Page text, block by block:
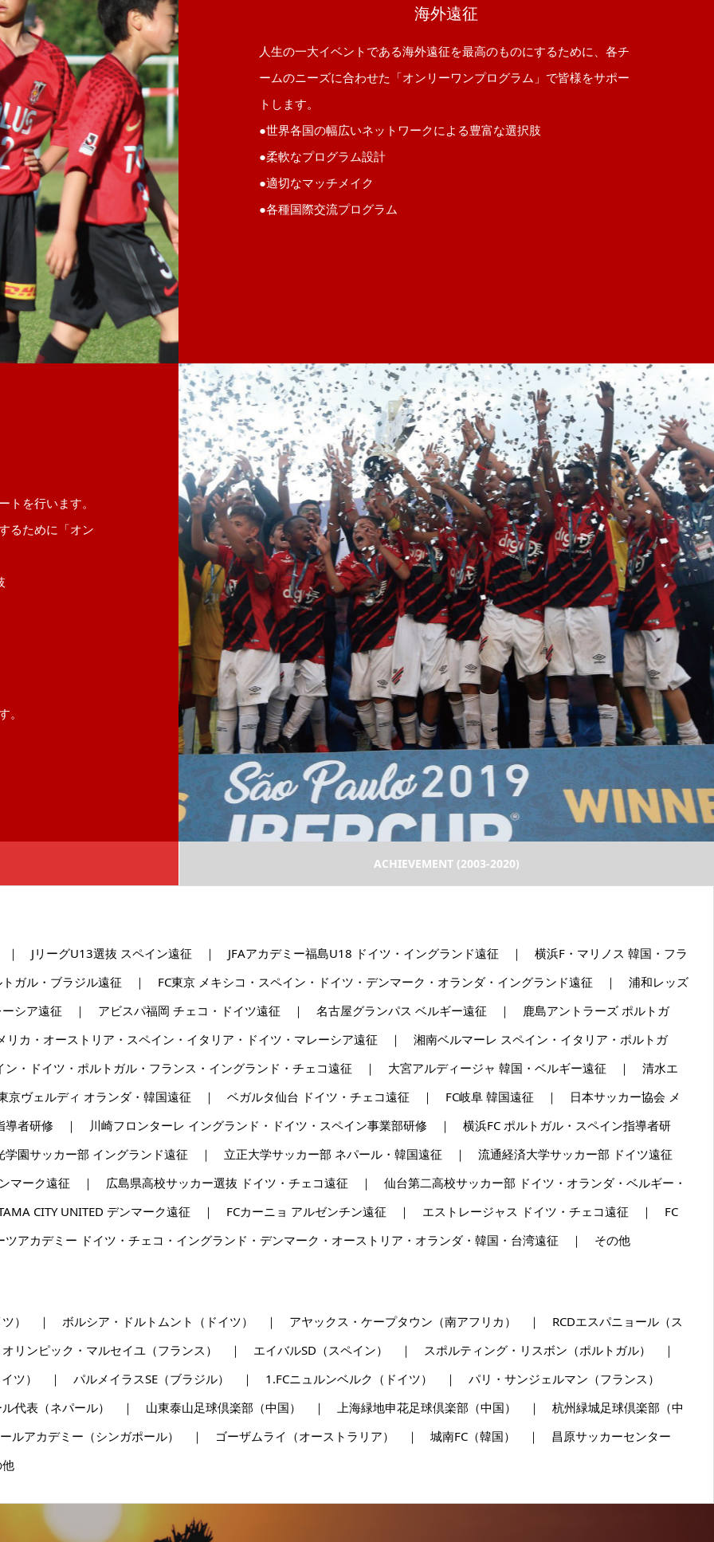
海外遠征
人生の一大イベントである海外遠征を最高のものにするために、各チ
ームのニーズに合わせた「オンリーワンプログラム」で皆様をサポー
トします。
●世界各国の幅広いネットワークによる豊富な選択肢
●柔軟なプログラム設計
●適切なマッチメイク
●各種国際交流プログラム
を行います。
るために「オン
ACHIEVEMENT (2003-2020)
JリーグU13選抜 スペイン遠征 ｜ JFAアカデミー福島U18 ドイツ・イングランド遠征 ｜ 横浜F・マリノス 韓国・フラ
トガル・ブラジル遠征 ｜ FC東京 メキシコ・スペイン・ドイツ・デンマーク・オランダ・イングランド遠征 ｜ 浦和レッズ
ーシア遠征 ｜ アビスパ福岡 チェコ・ドイツ遠征 ｜ 名古屋グランパス ベルギー遠征 ｜ 鹿島アントラーズ ポルトガ
カ・オーストリア・スペイン・イタリア・ドイツ・マレーシア遠征 ｜ 湘南ベルマーレ スペイン・イタリア・ポルトガ
・ドイツ・ポルトガル・フランス・イングランド・チェコ遠征 ｜ 大宮アルディージャ 韓国・ベルギー遠征 ｜ 清水エ
ヴェルディ オランダ・韓国遠征 ｜ ベガルタ仙台 ドイツ・チェコ遠征 ｜ FC岐阜 韓国遠征 ｜ 日本サッカー協会 メ
者研修 ｜ 川崎フロンターレ イングランド・ドイツ・スペイン事業部研修 ｜ 横浜FC ポルトガル・スペイン指導者研
サッカー部 イングランド遠征 ｜ 立正大学サッカー部 ネパール・韓国遠征 ｜ 流通経済大学サッカー部 ドイツ遠征
ーク遠征 ｜ 広島県高校サッカー選抜 ドイツ・チェコ遠征 ｜ 仙台第二高校サッカー部 ドイツ・オランダ・ベルギー・
CITY UNITED デンマーク遠征 ｜ FCカーニョ アルゼンチン遠征 ｜ エストレージャス ドイツ・チェコ遠征 ｜ FC
アカデミー ドイツ・チェコ・イングランド・デンマーク・オーストリア・オランダ・韓国・台湾遠征 ｜ その他
） ｜ ボルシア・ドルトムント（ドイツ） ｜ アヤックス・ケープタウン（南アフリカ） ｜ RCDエスパニョール（ス
ンピック・マルセイユ（フランス） ｜ エイバルSD（スペイン） ｜ スポルティング・リスボン（ポルトガル） ｜
イツ） ｜ パルメイラスSE（ブラジル） ｜ 1.FCニュルンベルク（ドイツ） ｜ パリ・サンジェルマン（フランス）
代表（ネパール） ｜ 山東泰山足球倶楽部（中国） ｜ 上海緑地申花足球倶楽部（中国） ｜ 杭州緑城足球倶楽部（中
アカデミー（シンガポール） ｜ ゴーザムライ（オーストラリア） ｜ 城南FC（韓国） ｜ 昌原サッカーセンター